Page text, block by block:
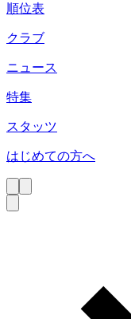
順位表
クラブ
ニュース
特集
スタッツ
はじめての方へ